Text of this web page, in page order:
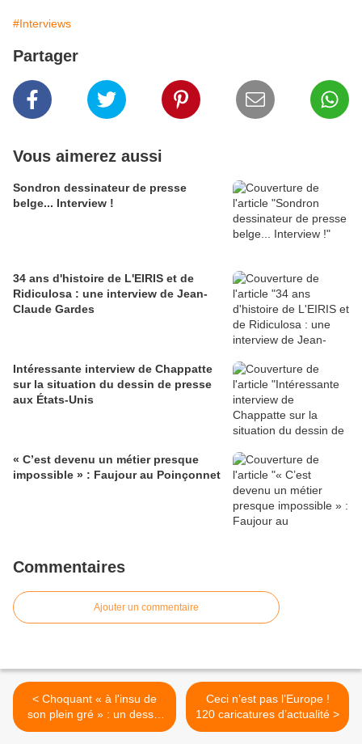
#Interviews
Partager
Vous aimerez aussi
Sondron dessinateur de presse
belge... Interview !
34 ans d'histoire de L'EIRIS et de
Ridiculosa : une interview de Jean-
Claude Gardes
Intéressante interview de Chappatte
sur la situation du dessin de presse
aux États-Unis
« C’est devenu un métier presque
impossible » : Faujour au Poinçonnet
Commentaires
Ajouter un commentaire
< Choquant « à l'insu de
son plein gré » : un dessin
d'Igor Paratte publié dans
Ceci n’est pas l’Europe !
120 caricatures d’actualité >